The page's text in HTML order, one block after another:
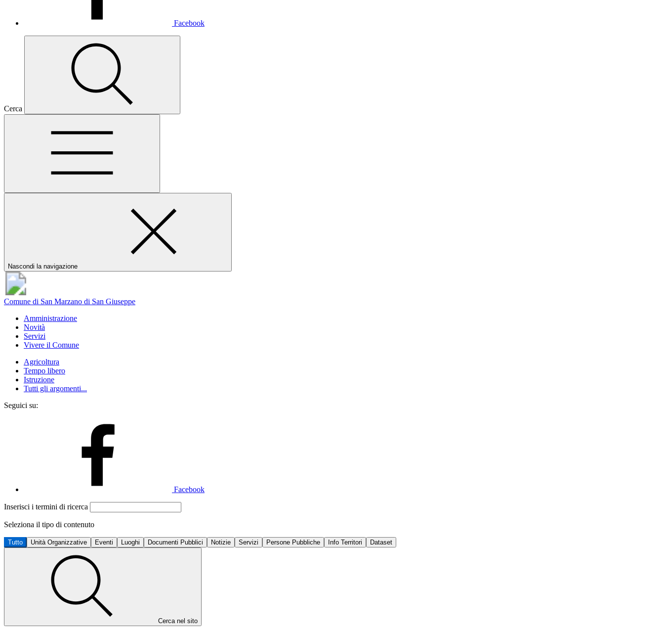
Facebook
Cerca
Nascondi la navigazione
Comune di San Marzano di San Giuseppe
Amministrazione
Novità
Servizi
Vivere il Comune
Agricoltura
Tempo libero
Istruzione
Tutti gli argomenti...
Seguici su:
Facebook
Inserisci i termini di ricerca
Seleziona il tipo di contenuto
Tutto Unità Organizzative Eventi Luoghi Documenti Pubblici Notizie Servizi Persone Pubbliche Info Territori Dataset
Cerca nel sito